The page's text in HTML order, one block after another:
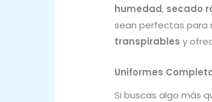
humedad, secado
sean perfectas para
transpirables y
Uniformes
Si buscas algo más